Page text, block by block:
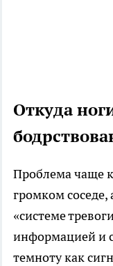
Откуда
Проблема чаще
громком
«системе
информацией и
темноту как